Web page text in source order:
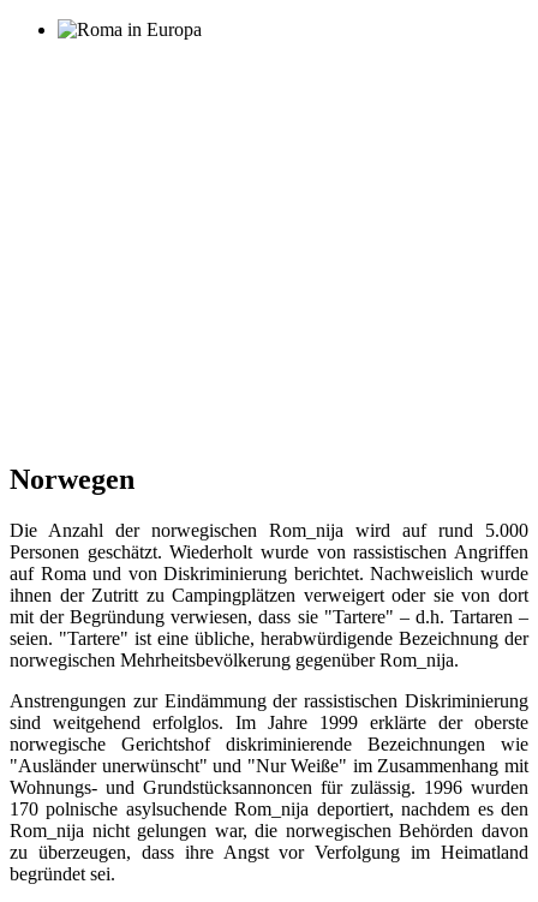
Norwegen
Die Anzahl der norwegischen Rom_nija wird auf rund 5.000
Personen geschätzt. Wiederholt wurde von rassistischen Angriffen
auf Roma und von Diskriminierung berichtet. Nachweislich wurde
ihnen der Zutritt zu Campingplätzen verweigert oder sie von dort
mit der Begründung verwiesen, dass sie "Tartere" – d.h. Tartaren –
seien. "Tartere" ist eine übliche, herabwürdigende Bezeichnung der
norwegischen Mehrheitsbevölkerung gegenüber Rom_nija.
Anstrengungen zur Eindämmung der rassistischen Diskriminierung
sind weitgehend erfolglos. Im Jahre 1999 erklärte der oberste
norwegische Gerichtshof diskriminierende Bezeichnungen wie
"Ausländer unerwünscht" und "Nur Weiße" im Zusammenhang mit
Wohnungs- und Grundstücksannoncen für zulässig. 1996 wurden
170 polnische asylsuchende Rom_nija deportiert, nachdem es den
Rom_nija nicht gelungen war, die norwegischen Behörden davon
zu überzeugen, dass ihre Angst vor Verfolgung im Heimatland
begründet sei.